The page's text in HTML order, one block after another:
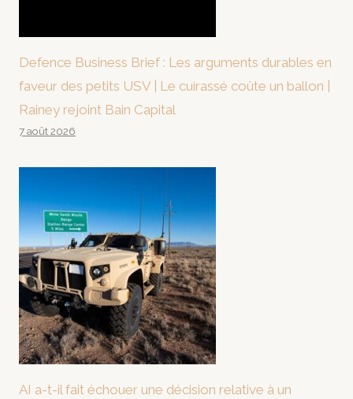
Defence Business Brief : Les arguments durables en
faveur des petits USV | Le cuirassé coûte un ballon |
Rainey rejoint Bain Capital
7 août 2026
AI a-t-il fait échouer une décision relative à un